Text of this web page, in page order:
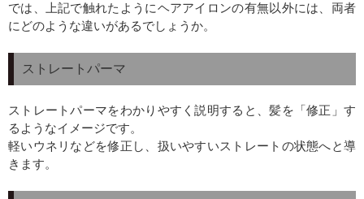
では、上記で触れたようにヘアアイロンの有無以外には、両者
にどのような違いがあるでしょうか。
ストレートパーマ
ストレートパーマをわかりやすく説明すると、髪を「修正」す
るようなイメージです。
軽いウネリなどを修正し、扱いやすいストレートの状態へと導
きます。